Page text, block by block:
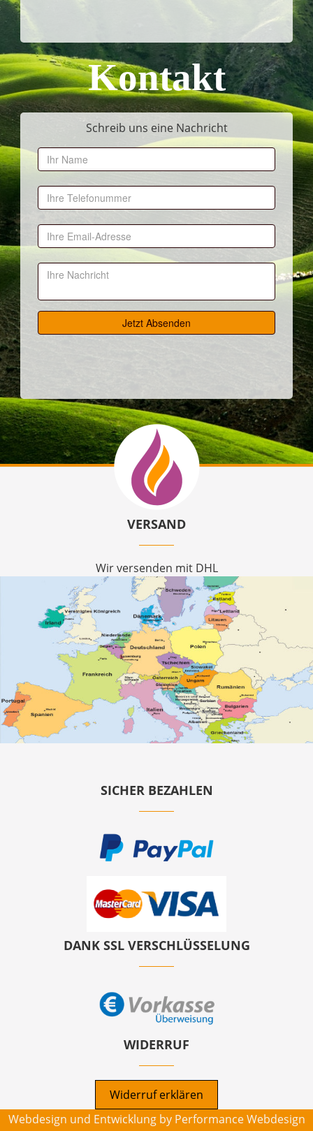
Kontakt
Schreib uns eine Nachricht
VERSAND
Wir versenden mit DHL
SICHER BEZAHLEN
DANK SSL VERSCHLÜSSELUNG
WIDERRUF
Widerruf erklären
Webdesign und Entwicklung by Performance Webdesign